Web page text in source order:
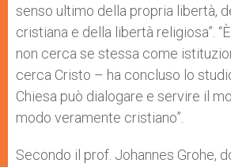
senso ultimo della propria libertà,
cristiana e della libertà religiosa”.
non cerca se stessa come
cerca Cristo – ha concluso lo
Chiesa può dialogare e servire il
modo veramente cristiano”.
Secondo il prof. Johannes Grohe,